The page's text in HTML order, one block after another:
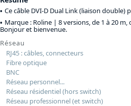
Ce câble DVI-D Dual Link (liaison
Marque : Roline | 8 versions, de 1 à 20 m,
Bonjour et bienvenue.
Réseau
RJ45 : câbles, connecteurs
Fibre optique
BNC
Réseau personnel...
Réseau résidentiel (hors switch)
Réseau professionnel (et switch)